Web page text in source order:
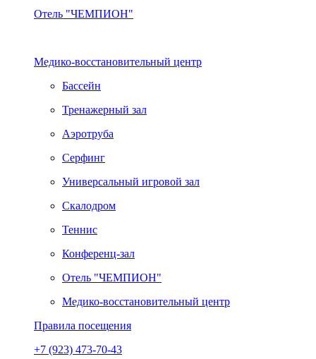
Отель "ЧЕМПИОН"
Медико-восстановительный центр
Бассейн
Тренажерный зал
Аэротруба
Серфинг
Универсальный игровой зал
Скалодром
Теннис
Конференц-зал
Отель "ЧЕМПИОН"
Медико-восстановительный центр
Правила посещения
+7 (923) 473-70-43